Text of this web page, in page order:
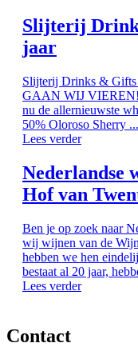
Slijterij
jaar
Slijterij Drinks & Gifts
GAAN WIJ VIEREN!
nu de allernieuwste
50% Oloroso Sherry ...
Lees verder
Nederlandse
Hof van
Ben je op zoek naar
wij wijnen van de
hebben we hen
bestaat al 20 jaar,
Lees verder
Contact